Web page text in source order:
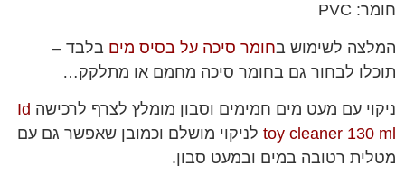
חומר: PVC
המלצה לשימוש בחומר סיכה על בסיס מים בלבד –
תוכלו לבחור גם בחומר סיכה מחמם או מתלקק…
ניקוי עם מעט מים חמימים וסבון מומלץ לצרף לרכישה Id
toy cleaner 130 ml לניקוי מושלם וכמובן שאפשר גם עם
מטלית רטובה במים ובמעט סבון.